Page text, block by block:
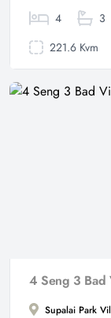
4 3
221.6 Kvm
4 Seng 3 Bad
Supalai Park